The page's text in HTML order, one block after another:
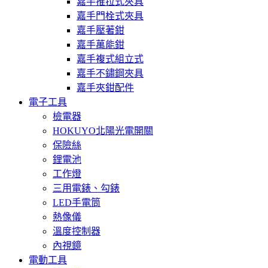
嘉手門栓式夾具
嘉手壓著鉗
嘉手萬能鉗
嘉手複式組立式
嘉手不鏽鋼夾具
嘉手夾鉗配件
電子工具
檢電器
HOKUYO北陽光電開關
保險絲
鋰電池
工作燈
三用電錶、勾錶
LED手電筒
熱像儀
溫度控制器
內視鏡
電動工具